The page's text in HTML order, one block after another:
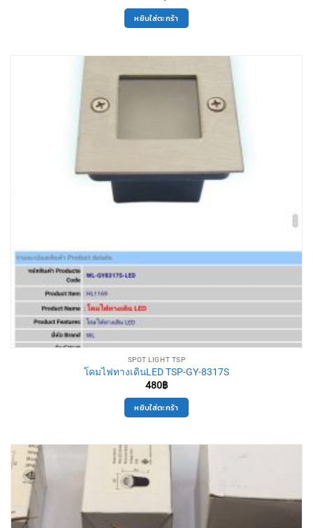
หยิบใส่ตะกร้า
SPOT LIGHT TSP
โคมไฟทางเดินLED TSP-GY-8317S
480฿
หยิบใส่ตะกร้า